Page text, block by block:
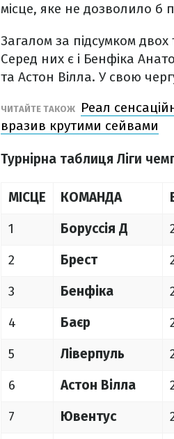
місце, яке не дозволило б
Загалом за підсумком
Серед них є і Бенфіка
та Астон Вілла. У свою
ЧИТАЙТЕ ТАКОЖ
Реал
вразив крутими сейвами
Турнірна таблиця Ліги
МІСЦЕ КОМАНДА
1
Боруссія Д
2
Брест
3
Бенфіка
4
Баєр
5
Ліверпуль
6
Астон Вілла
7
Ювентус